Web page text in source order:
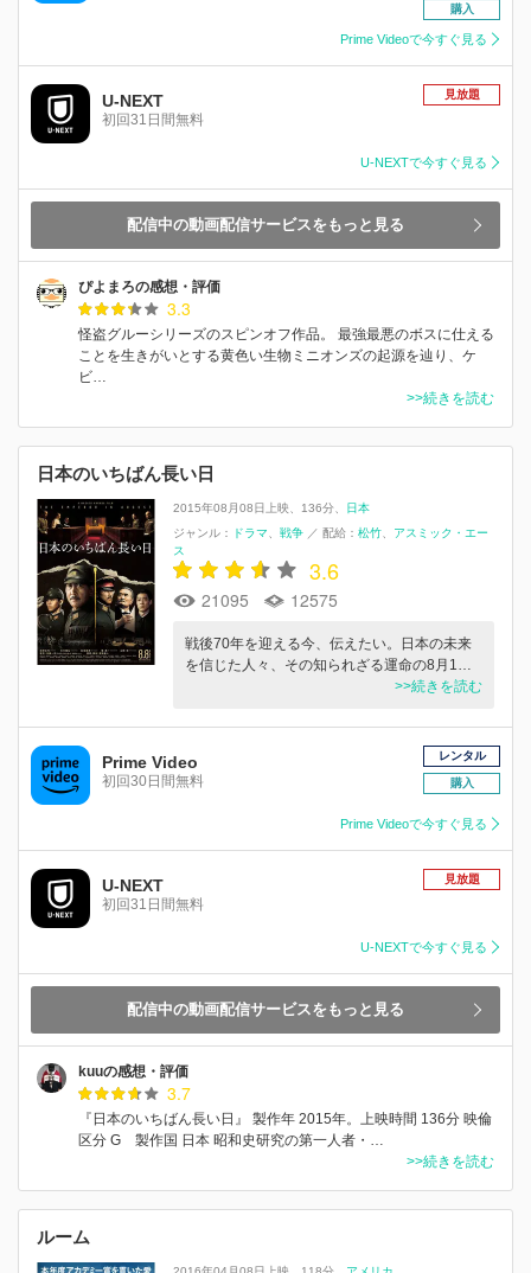
購入
Prime Videoで今すぐ見る
U-NEXT
初回31日間無料
見放題
U-NEXTで今すぐ見る
配信中の動画配信サービスをもっと見る
ぴよまろの感想・評価
3.3
怪盗グルーシリーズのスピンオフ作品。 最強最悪のボスに仕える
ことを生きがいとする黄色い生物ミニオンズの起源を辿り、ケ
ビ…
>>続きを読む
日本のいちばん長い日
2015年08月08日上映 136分
日本
ジャンル：
ドラマ 戦争 ／ 配給： 松竹
アスミック・エー
ス
3.6
21095 12575
戦後70年を迎える今、伝えたい。日本の未来
を信じた人々、その知られざる運命の8月1…
>>続きを読む
Prime Video
初回30日間無料
レンタル
購入
Prime Videoで今すぐ見る
U-NEXT
初回31日間無料
見放題
U-NEXTで今すぐ見る
配信中の動画配信サービスをもっと見る
kuuの感想・評価
3.7
『日本のいちばん長い日』 製作年 2015年。上映時間 136分 映倫
区分 G 製作国 日本 昭和史研究の第一人者・…
>>続きを読む
ルーム